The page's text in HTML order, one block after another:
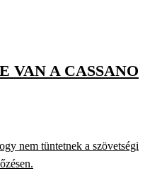
VAN A CASSANO
nem tüntetnek a szövetségi